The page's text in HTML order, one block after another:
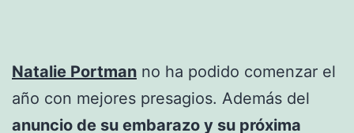
Natalie Portman no ha podido comenzar el
año con mejores presagios. Además del
anuncio de su embarazo y su próxima